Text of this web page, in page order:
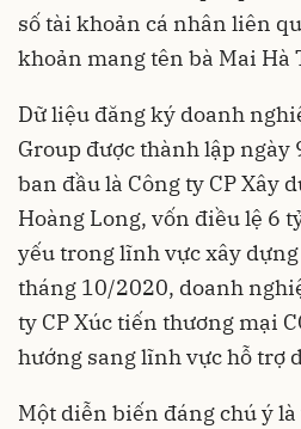
số tài khoản cá nhân liên
khoản mang tên bà Mai Hà
Dữ liệu đăng ký doanh
Group được thành lập
ban đầu là Công ty CP Xây
Hoàng Long, vốn điều lệ 6
yếu trong lĩnh vực xây
tháng 10/2020, doanh
ty CP Xúc tiến thương mại
hướng sang lĩnh vực hỗ trợ
Một diễn biến đáng chú ý